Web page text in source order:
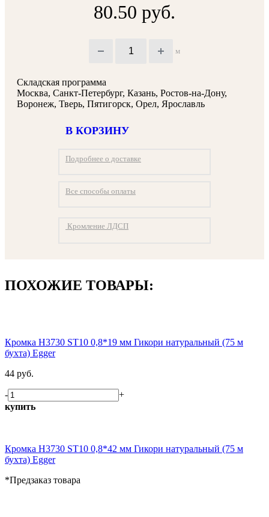
80.50 руб.
м
Складская программа
Москва, Санкт-Петербург, Казань, Ростов-на-Дону,
Воронеж, Тверь, Пятигорск, Орел, Ярославль
В КОРЗИНУ
Подробнее о доставке
Все способы оплаты
Кромление ЛДСП
ПОХОЖИЕ ТОВАРЫ:
Кромка H3730 ST10 0,8*19 мм Гикори натуральный (75 м
бухта) Egger
44 руб.
-
+
купить
Кромка H3730 ST10 0,8*42 мм Гикори натуральный (75 м
бухта) Egger
*Предзаказ товара